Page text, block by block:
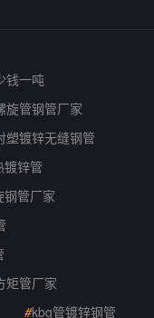
钱一吨
旋管钢管厂家
塑镀锌无缝钢管
镀锌管
钢管厂家
矩管厂家
#kbg管镀锌钢管